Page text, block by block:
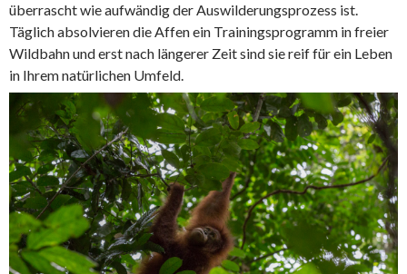
überrascht wie aufwändig der Auswilderungsprozess ist.
Täglich absolvieren die Affen ein Trainingsprogramm in freier
Wildbahn und erst nach längerer Zeit sind sie reif für ein Leben
in Ihrem natürlichen Umfeld.